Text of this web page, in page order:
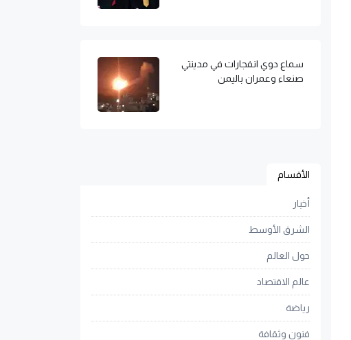
سماع دوي انفجارات في مدينتي
صنعاء وعمران باليمن
الأقسام
أخبار
الشرق الأوسط
حول العالم
عالم الاقتصاد
رياضة
فنون وثقافة